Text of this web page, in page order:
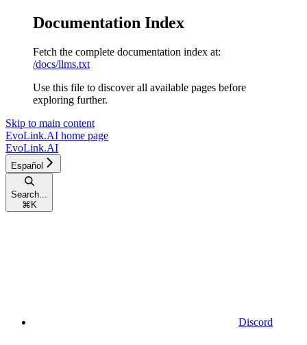
Documentation Index
Fetch the complete documentation index at:
/docs/llms.txt
Use this file to discover all available pages before
exploring further.
Skip to main content
EvoLink.AI home page
EvoLink.AI
Español
Search...
⌘ K
Discord